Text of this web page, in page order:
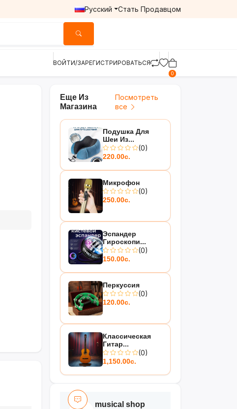
Русский Стать Продавцом
ВОЙТИ/ЗАРЕГИСТРИРОВАТЬСЯ
0
Еще Из
Магазина
Посмотреть
все
Подушка Для
Шеи Из...
(0)
220.00с.
Микрофон
(0)
250.00с.
Эспандер
Гироскопи...
(0)
150.00с.
Перкуссия
(0)
120.00с.
Классическая
Гитар...
(0)
1,150.00с.
musical shop